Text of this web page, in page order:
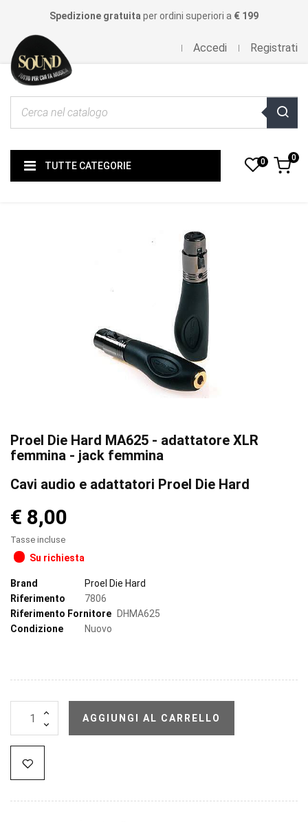
Spedizione gratuita per ordini superiori a € 199
Accedi Registrati
TUTTE CATEGORIE 0 0
Proel Die Hard MA625 - adattatore XLR
femmina - jack femmina
Cavi audio e adattatori Proel Die Hard
€ 8,00
Tasse incluse
Su richiesta
Brand
Proel Die Hard
Riferimento
7806
Riferimento Fornitore
DHMA625
Condizione
Nuovo
AGGIUNGI AL CARRELLO